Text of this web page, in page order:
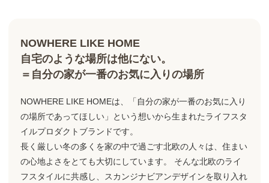
NOWHERE LIKE HOME
自宅のような場所は他にない。
＝自分の家が一番のお気に入りの場所
NOWHERE LIKE HOMEは、「自分の家が一番のお気に入り
の場所であってほしい」という想いから生まれたライフスタ
イルプロダクトブランドです。
長く厳しい冬の多くを家の中で過ごす北欧の人々は、住まい
の心地よさをとても大切にしています。 そんな北欧のライ
フスタイルに共感し、スカンジナビアンデザインを取り入れ